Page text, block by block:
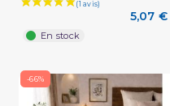
5,07 €
En stock
-66%